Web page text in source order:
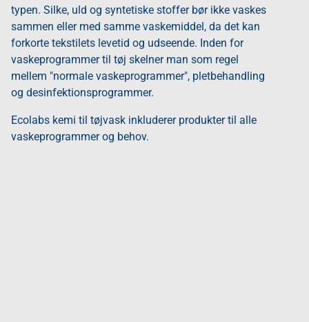
typen. Silke, uld og syntetiske stoffer bør ikke vaskes
sammen eller med samme vaskemiddel, da det kan
forkorte tekstilets levetid og udseende. Inden for
vaskeprogrammer til tøj skelner man som regel
mellem "normale vaskeprogrammer", pletbehandling
og desinfektionsprogrammer.
Ecolabs kemi til tøjvask inkluderer produkter til alle
vaskeprogrammer og behov.